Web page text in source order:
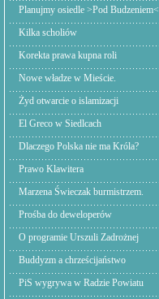
Planujmy osiedle >Pod Budzeniem<
Kilka scholiów
Korekta prawa kupna roli
Nowe władze w Mieście.
Żyd otwarcie o islamizacji
El Greco w Siedlcach
Dlaczego Polska nie ma Króla?
Prawo Klawitera
Marzena Świeczak burmistrzem.
Prośba do deweloperów
O programie Urszuli Zadrożnej
Buddyzm a chrześcijaństwo
PiS wygrywa w Radzie Powiatu